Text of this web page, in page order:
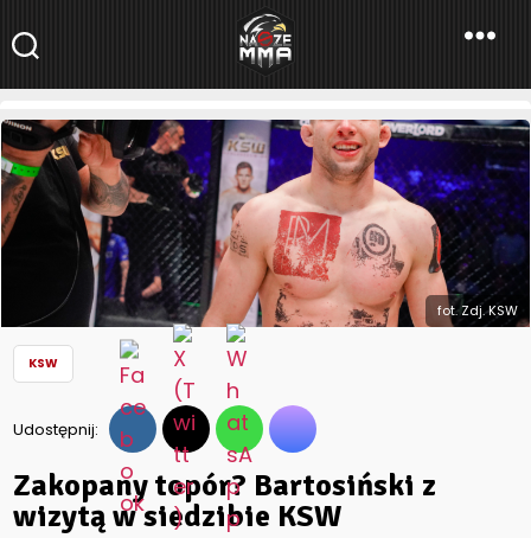
NaszeMMA
NaszeMMA.pl»Aktualności»Polskie MMA»KSW»Zakopany topór?
Bartosiński z wizytą w siedzibie KSW
fot. Zdj. KSW
KSW
Udostępnij:
Zakopany topór? Bartosiński z
wizytą w siedzibie KSW